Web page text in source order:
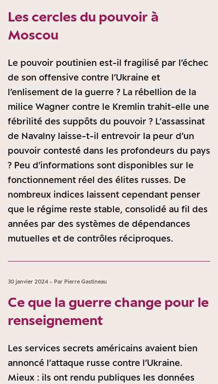
Les cercles du pouvoir à
Moscou
Le pouvoir poutinien est-il fragilisé par l’échec
de son offensive contre l’Ukraine et
l’enlisement de la guerre ? La rébellion de la
milice Wagner contre le Kremlin trahit-elle une
fébrilité des suppôts du pouvoir ? L’assassinat
de Navalny laisse-t-il entrevoir la peur d’un
pouvoir contesté dans les profondeurs du pays
? Peu d’informations sont disponibles sur le
fonctionnement réel des élites russes. De
nombreux indices laissent cependant penser
que le régime reste stable, consolidé au fil des
années par des systèmes de dépendances
mutuelles et de contrôles réciproques.
30 janvier 2024 - Par Pierre Gastineau
Ce que la guerre change pour le
renseignement
Les services secrets américains avaient bien
annoncé l’attaque russe contre l’Ukraine.
Mieux : ils ont rendu publiques les données